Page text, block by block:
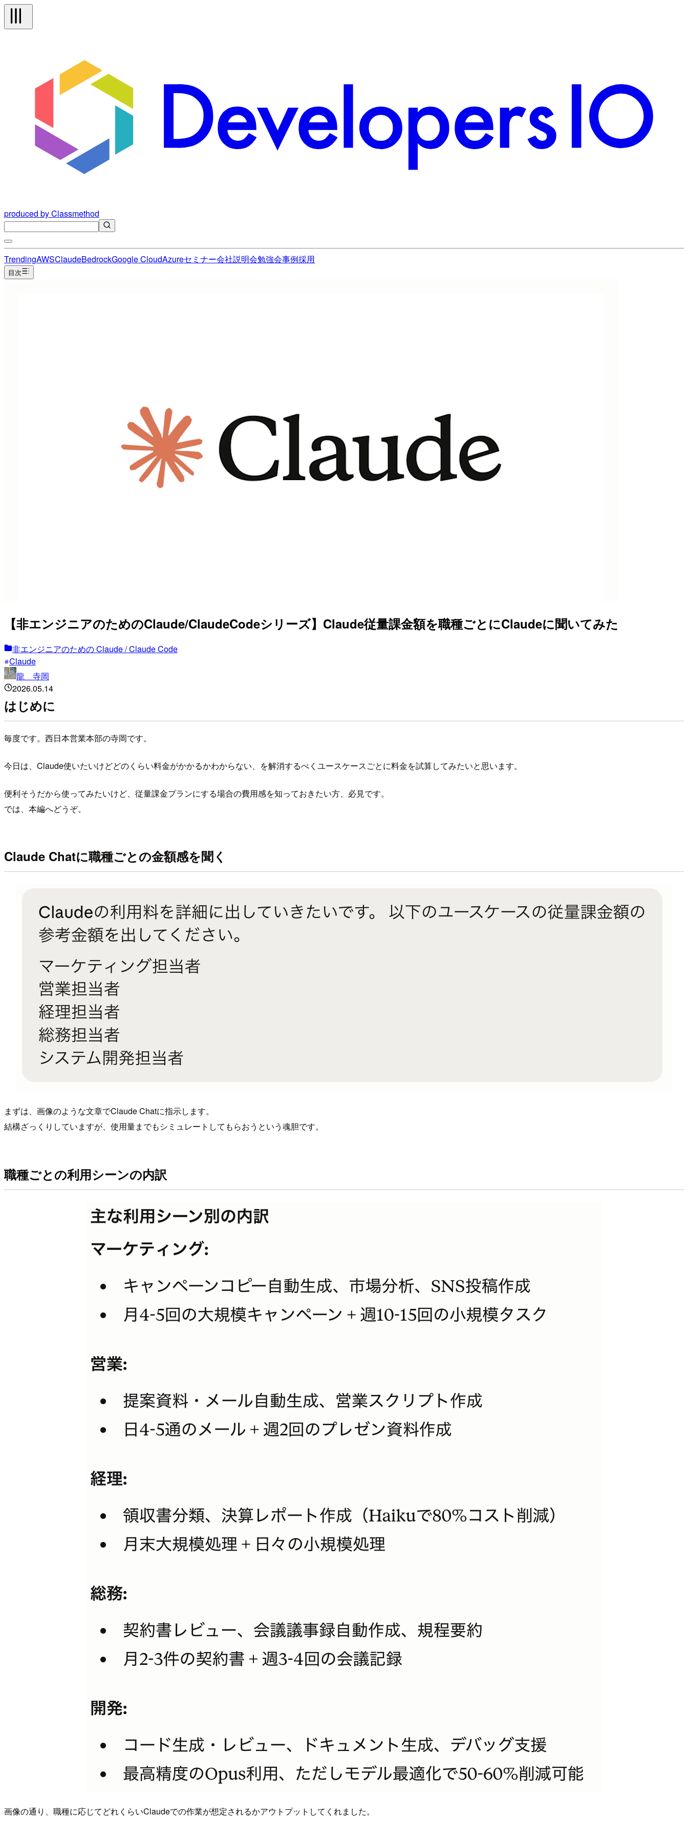
produced by Classmethod
TrendingAWSClaudeBedrockGoogle CloudAzureセミナー会社説明会勉強会事例採用
目次
【非エンジニアのためのClaude/ClaudeCodeシリーズ】Claude従量課金額を職種ごとにClaudeに聞いてみた
非エンジニアのための Claude / Claude Code
Claude
龍 寺岡
2026.05.14
はじめに
毎度です。西日本営業本部の寺岡です。
今日は、Claude使いたいけどどのくらい料金がかかるかわからない、を解消するべくユースケースごとに料金を試算してみたいと思います。
便利そうだから使ってみたいけど、従量課金プランにする場合の費用感を知っておきたい方、必見です。
では、本編へどうぞ。
Claude Chatに職種ごとの金額感を聞く
まずは、画像のような文章でClaude Chatに指示します。
結構ざっくりしていますが、使用量までもシミュレートしてもらおうという魂胆です。
職種ごとの利用シーンの内訳
画像の通り、職種に応じてどれくらいClaudeでの作業が想定されるかアウトプットしてくれました。